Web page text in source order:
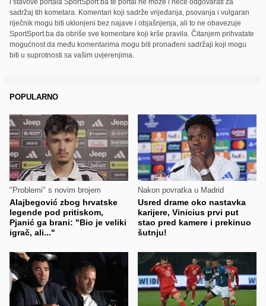
sadržaj tih kometara. Komentari koji sadrže vrijeđanja, psovanja i vulgaran
riječnik mogu biti uklonjeni bez najave i objašnjenja, ali to ne obavezuje
SportSport.ba da obriše sve komentare koji krše pravila. Čitanjem prihvatate
mogućnost da među komentarima mogu biti pronađeni sadržaji koji mogu
biti u suprotnosti sa vašim uvjerenjima.
POPULARNO
"Problemi" s novim brojem
Alajbegović zbog hrvatske
legende pod pritiskom,
Pjanić ga brani: "Bio je veliki
igrač, ali..."
Nakon povratka u Madrid
Usred drame oko nastavka
karijere, Vinicius prvi put
stao pred kamere i prekinuo
šutnju!